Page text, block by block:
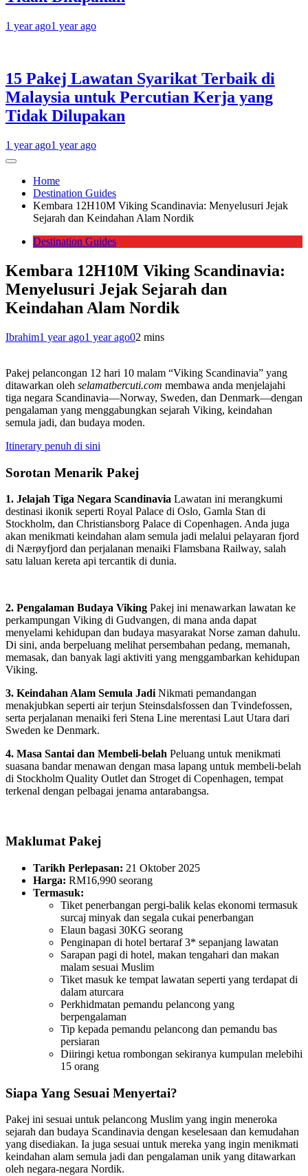
1 year ago1 year ago
15 Pakej Lawatan Syarikat Terbaik di
Malaysia untuk Percutian Kerja yang
Tidak Dilupakan
1 year ago1 year ago
Home
Destination Guides
Kembara 12H10M Viking Scandinavia: Menyelusuri Jejak
Sejarah dan Keindahan Alam Nordik
Destination Guides
Kembara 12H10M Viking Scandinavia:
Menyelusuri Jejak Sejarah dan
Keindahan Alam Nordik
Ibrahim1 year ago1 year ago02 mins
Pakej pelancongan 12 hari 10 malam “Viking Scandinavia” yang
ditawarkan oleh selamatbercuti.com membawa anda menjelajahi
tiga negara Scandinavia—Norway, Sweden, dan Denmark—dengan
pengalaman yang menggabungkan sejarah Viking, keindahan
semula jadi, dan budaya moden.
Itinerary penuh di sini
Sorotan Menarik Pakej
1. Jelajah Tiga Negara Scandinavia Lawatan ini merangkumi
destinasi ikonik seperti Royal Palace di Oslo, Gamla Stan di
Stockholm, dan Christiansborg Palace di Copenhagen. Anda juga
akan menikmati keindahan alam semula jadi melalui pelayaran fjord
di Nærøyfjord dan perjalanan menaiki Flamsbana Railway, salah
satu laluan kereta api tercantik di dunia.
2. Pengalaman Budaya Viking Pakej ini menawarkan lawatan ke
perkampungan Viking di Gudvangen, di mana anda dapat
menyelami kehidupan dan budaya masyarakat Norse zaman dahulu.
Di sini, anda berpeluang melihat persembahan pedang, memanah,
memasak, dan banyak lagi aktiviti yang menggambarkan kehidupan
Viking.
3. Keindahan Alam Semula Jadi Nikmati pemandangan
menakjubkan seperti air terjun Steinsdalsfossen dan Tvindefossen,
serta perjalanan menaiki feri Stena Line merentasi Laut Utara dari
Sweden ke Denmark.
4. Masa Santai dan Membeli-belah Peluang untuk menikmati
suasana bandar menawan dengan masa lapang untuk membeli-belah
di Stockholm Quality Outlet dan Stroget di Copenhagen, tempat
terkenal dengan pelbagai jenama antarabangsa.
Maklumat Pakej
Tarikh Perlepasan: 21 Oktober 2025​
Harga: RM16,990 seorang​
Termasuk:
Tiket penerbangan pergi-balik kelas ekonomi termasuk
surcaj minyak dan segala cukai penerbangan​
Elaun bagasi 30KG seorang​
Penginapan di hotel bertaraf 3* sepanjang lawatan​
Sarapan pagi di hotel, makan tengahari dan makan
malam sesuai Muslim​
Tiket masuk ke tempat lawatan seperti yang terdapat di
dalam aturcara​
Perkhidmatan pemandu pelancong yang
berpengalaman​
Tip kepada pemandu pelancong dan pemandu bas
persiaran​
Diiringi ketua rombongan sekiranya kumpulan melebihi
15 orang​
Siapa Yang Sesuai Menyertai?
Pakej ini sesuai untuk pelancong Muslim yang ingin meneroka
sejarah dan budaya Scandinavia dengan keselesaan dan kemudahan
yang disediakan. Ia juga sesuai untuk mereka yang ingin menikmati
keindahan alam semula jadi dan pengalaman unik yang ditawarkan
oleh negara-negara Nordik.